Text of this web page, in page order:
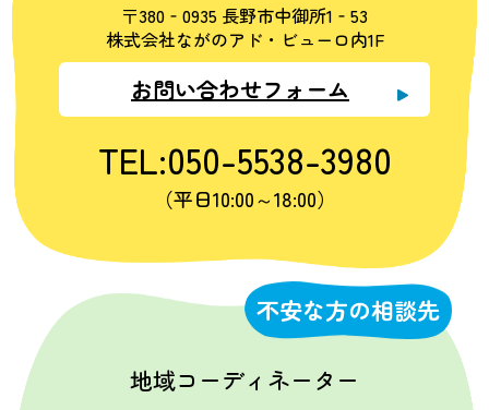
〒380‐0935 長野市中御所1‐53
株式会社ながのアド・ビューロ内1F
お問い合わせフォーム
TEL:050-5538-3980
（平日10:00～18:00）
不安な方の相談先
地域コーディネーター